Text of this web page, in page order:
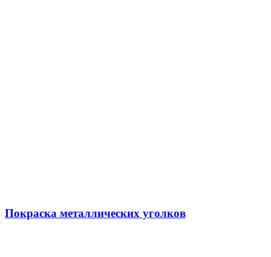
Покраска металлических уголков